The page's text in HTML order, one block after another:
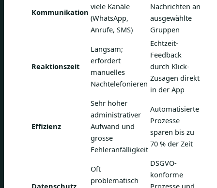
Kommunikation
viele Kanäle
(WhatsApp,
Anrufe, SMS)
Nachrichten an
ausgewählte
Gruppen
Reaktionszeit
Langsam;
erfordert
manuelles
Nachtelefonieren
Echtzeit-
Feedback
durch Klick-
Zusagen direkt
in der App
Effizienz
Sehr hoher
administrativer
Aufwand und
grosse
Fehleranfälligkeit
Automatisierte
Prozesse
sparen bis zu
70 % der Zeit
Datenschutz
Oft
problematisch
DSGVO-
konforme
Prozesse und